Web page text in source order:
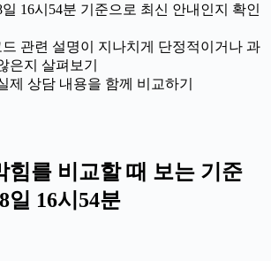
일 16시54분 기준으로 최신 안내인지 확인
관련 설명이 지나치게 단정적이거나 과
은지 살펴보기
제 상담 내용을 함께 비교하기
힘를 비교할 때 보는 기준
일 16시54분